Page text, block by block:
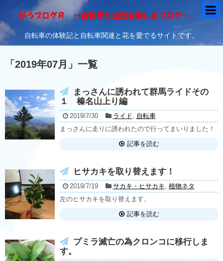
自転車の体験記と自転車関連と花を愛でるサイトです。
「2019年07月 」 一覧
まっさんに誘われて群馬ライドその
１ 榛名山上り編
2019/7/30 ライド
自転車
まっさんに走りに誘われたので行ってまいりました！
記事を読む
ヒサカキを取り替えます！
2019/7/19 サカキ・ヒサカキ 植物ネタ
左のヒサカキを取り替えます。
記事を読む
プミラ滅亡の為クロンコに移行しま
す。